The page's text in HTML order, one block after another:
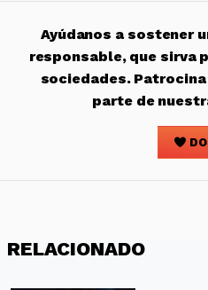
Ayúdanos a sostener
responsable, que sirva
sociedades.
parte de
RELACIONADO